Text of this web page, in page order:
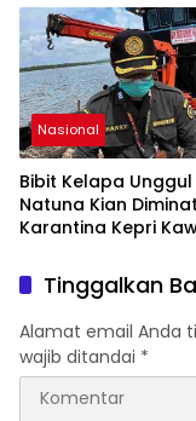
Nasional
Bibit Kelapa Unggul
Natuna Kian
Karantina Kepri
BintanTinggalkan
Alamat email Anda
wajib ditandai *